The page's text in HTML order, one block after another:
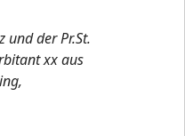
und der Pr.St.
xx aus